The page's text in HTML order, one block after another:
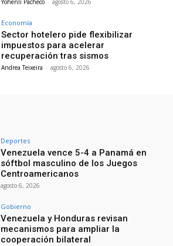
Economía
Sector hotelero pide flexibilizar
impuestos para acelerar
recuperación tras sismos
Andrea Teixeira - agosto 6, 2026
Deportes
Venezuela vence 5-4 a Panamá en
sóftbol masculino de los Juegos
Centroamericanos
agosto 6, 2026
Gobierno
Venezuela y Honduras revisan
mecanismos para ampliar la
cooperación bilateral